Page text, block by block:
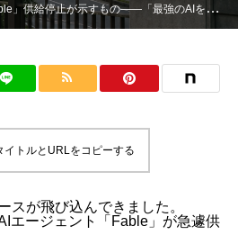
」供給停止が示すもの——「最強のAIを使える者」が支配する世界の怖さ
イトルとURLをコピーする
スが飛び込んできました。
エージェント「Fable」が急遽供